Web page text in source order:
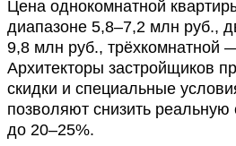
Цена однокомнатной
диапазоне 5,8–7,2 млн руб.,
9,8 млн руб., трёхкомнатной
Архитекторы застройщиков
скидки и специальные
позволяют снизить реальную
до 20–25%.